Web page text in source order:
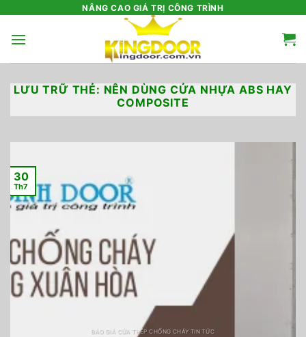
nội
NÂNG CAO GIÁ TRỊ CÔNG TRÌNH
LƯU TRỮ THẺ: NÊN DÙNG CỬA NHỰA ABS HAY
COMPOSITE
BÁO GIÁ CỬA THÉP CHỐNG CHÁY TIN TỨC
30
Th7